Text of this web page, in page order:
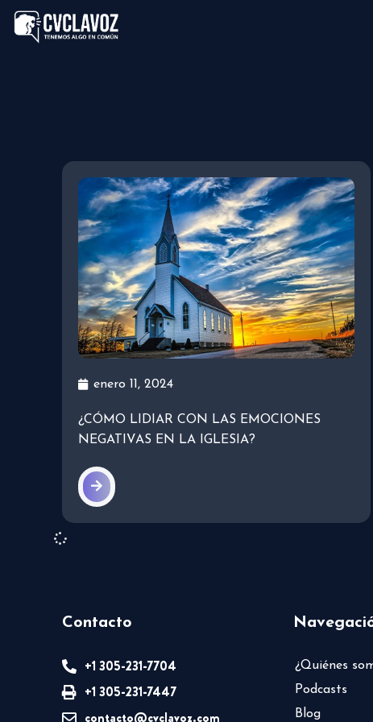
enero 11, 2024
¿CÓMO LIDIAR CON LAS EMOCIONES
NEGATIVAS EN LA IGLESIA?
Contacto
+1 305-231-7704
+1 305-231-7447
contacto@cvclavoz.com
¿Quiénes
Podcasts
Blog